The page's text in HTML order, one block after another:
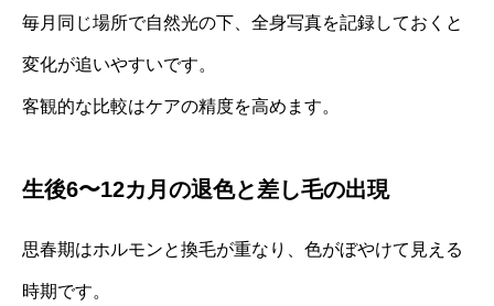
毎月同じ場所で自然光の下、全身写真を記録しておくと
変化が追いやすいです。
客観的な比較はケアの精度を高めます。
生後6〜12カ月の退色と差し毛の出現
思春期はホルモンと換毛が重なり、色がぼやけて見える
時期です。